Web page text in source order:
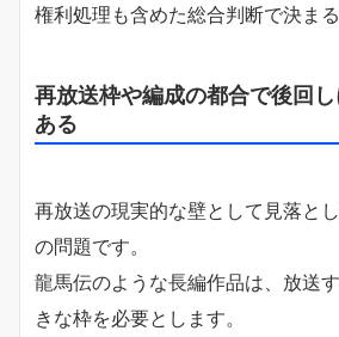
権利処理も含めた総合判断で決ま
再放送枠や編成の都合で後回
ある
再放送の現実的な壁として見落と
の問題です。
龍馬伝のような長編作品は、放送
きな枠を必要とします。